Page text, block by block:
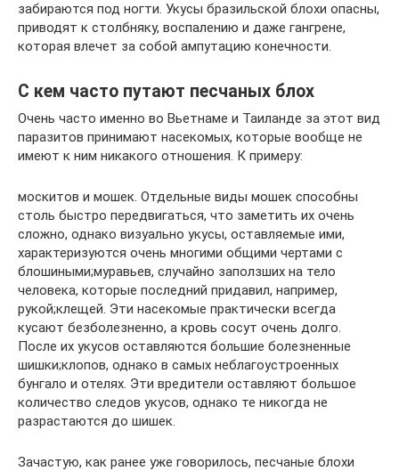
забираются под ногти. Укусы бразильской блохи опасны,
приводят к столбняку, воспалению и даже гангрене,
которая влечет за собой ампутацию конечности.
С кем часто путают песчаных блох
Очень часто именно во Вьетнаме и Таиланде за этот вид
паразитов принимают насекомых, которые вообще не
имеют к ним никакого отношения. К примеру:
москитов и мошек. Отдельные виды мошек способны
столь быстро передвигаться, что заметить их очень
сложно, однако визуально укусы, оставляемые ими,
характеризуются очень многими общими чертами с
блошиными;муравьев, случайно заползших на тело
человека, которые последний придавил, например,
рукой;клещей. Эти насекомые практически всегда
кусают безболезненно, а кровь сосут очень долго.
После их укусов оставляются большие болезненные
шишки;клопов, однако в самых неблагоустроенных
бунгало и отелях. Эти вредители оставляют большое
количество следов укусов, однако те никогда не
разрастаются до шишек.
Зачастую, как ранее уже говорилось, песчаные блохи